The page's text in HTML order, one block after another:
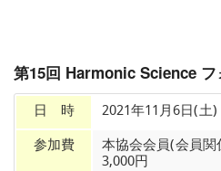
第15回 Harmonic Science フ
日 時 2021年11月6日(土)
参加費
本協会会員(会員関
3,000円